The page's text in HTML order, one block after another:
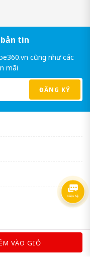
chất liệu latex tự
giãn tốt. Điều này
không gây kích ứng
bao còn có thêm
VÀO GIỎ
tin
cũng như các
mãi
ĐĂNG KÝ